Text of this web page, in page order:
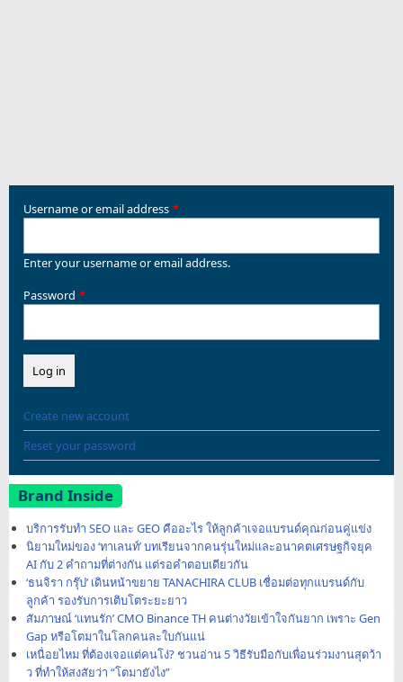
Username or email address
Enter your username or email address.
Password
Create new account
Reset your password
Brand Inside
บริการรับทำ SEO และ GEO คืออะไร ให้ลูกค้าเจอแบรนด์คุณก่อนคู่แข่ง
นิยามใหม่ของ ‘ทาเลนท์’ บทเรียนจากคนรุ่นใหม่และอนาคตเศรษฐกิจยุค
AI กับ 2 คำถามที่ต่างกัน แต่รอคำตอบเดียวกัน
‘ธนจิรา กรุ๊ป’ เดินหน้าขยาย TANACHIRA CLUB เชื่อมต่อทุกแบรนด์กับ
ลูกค้า รองรับการเติบโตระยะยาว
สัมภาษณ์ ‘แทนรัก’ CMO Binance TH คนต่างวัยเข้าใจกันยาก เพราะ Gen
Gap หรือโตมาในโลกคนละใบกันแน่
เหนื่อยไหม ที่ต้องเจอแต่คนโง่? ชวนอ่าน 5 วิธีรับมือกับเพื่อนร่วมงานสุดว้า
ว ที่ทำให้สงสัยว่า “โตมายังไง”